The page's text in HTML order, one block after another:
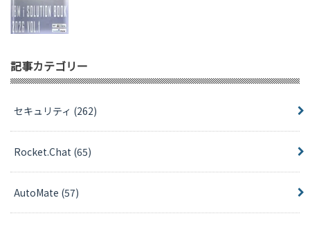
記事カテゴリー
セキュリティ (262)
Rocket.Chat (65)
AutoMate (57)